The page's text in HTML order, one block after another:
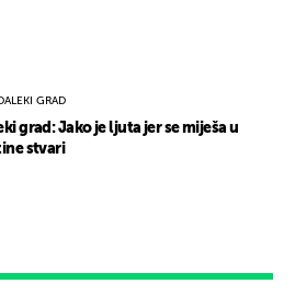
DALEKI GRAD
grad: Jako je ljuta jer se miješa u
stvari